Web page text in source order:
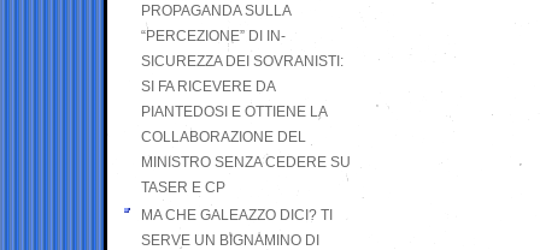
PROPAGANDA SULLA
“PERCEZIONE” DI IN-
SICUREZZA DEI SOVRANISTI:
SI FA RICEVERE DA
PIANTEDOSI E OTTIENE LA
COLLABORAZIONE DEL
MINISTRO SENZA CEDERE SU
TASER E CP
MA CHE GALEAZZO DICI? TI
SERVE UN BIGNAMINO DI